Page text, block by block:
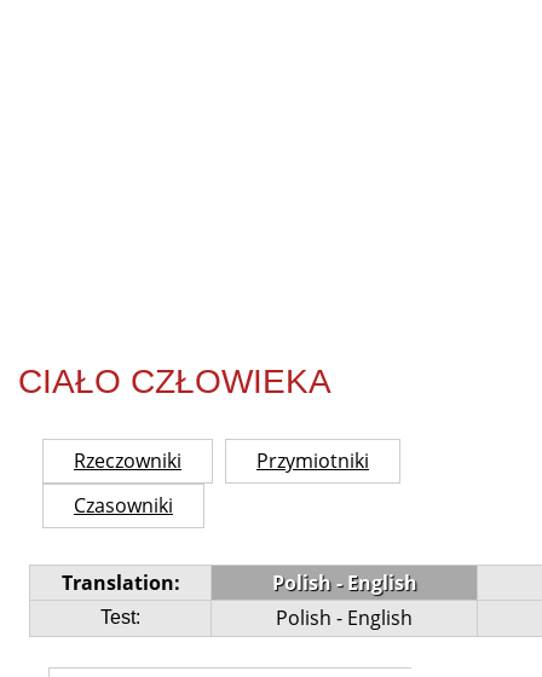
CIAŁO CZŁOWIEKA
Rzeczowniki
Przymiotniki
Czasowniki
Translation: Polish - English
Test: Polish - English